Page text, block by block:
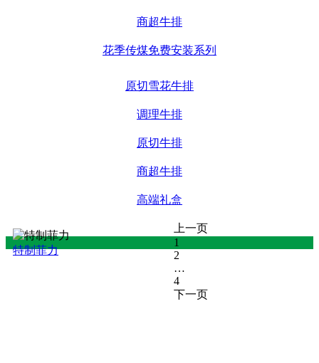
商超牛排
花季传煤免费安装系列
原切雪花牛排
调理牛排
原切牛排
商超牛排
高端礼盒
特制菲力
上一页
1
2
…
4
下一页